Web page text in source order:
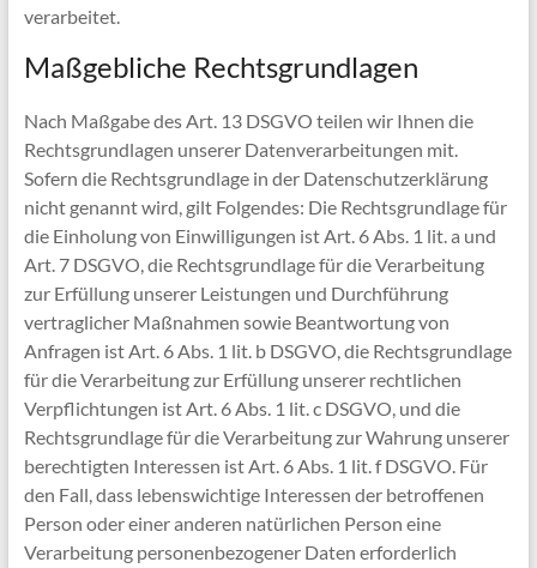
verarbeitet.
Maßgebliche Rechtsgrundlagen
Nach Maßgabe des Art. 13 DSGVO teilen wir Ihnen die
Rechtsgrundlagen unserer Datenverarbeitungen mit.
Sofern die Rechtsgrundlage in der Datenschutzerklärung
nicht genannt wird, gilt Folgendes: Die Rechtsgrundlage für
die Einholung von Einwilligungen ist Art. 6 Abs. 1 lit. a und
Art. 7 DSGVO, die Rechtsgrundlage für die Verarbeitung
zur Erfüllung unserer Leistungen und Durchführung
vertraglicher Maßnahmen sowie Beantwortung von
Anfragen ist Art. 6 Abs. 1 lit. b DSGVO, die Rechtsgrundlage
für die Verarbeitung zur Erfüllung unserer rechtlichen
Verpflichtungen ist Art. 6 Abs. 1 lit. c DSGVO, und die
Rechtsgrundlage für die Verarbeitung zur Wahrung unserer
berechtigten Interessen ist Art. 6 Abs. 1 lit. f DSGVO. Für
den Fall, dass lebenswichtige Interessen der betroffenen
Person oder einer anderen natürlichen Person eine
Verarbeitung personenbezogener Daten erforderlich